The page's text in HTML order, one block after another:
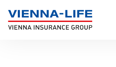
Inhalt
springen